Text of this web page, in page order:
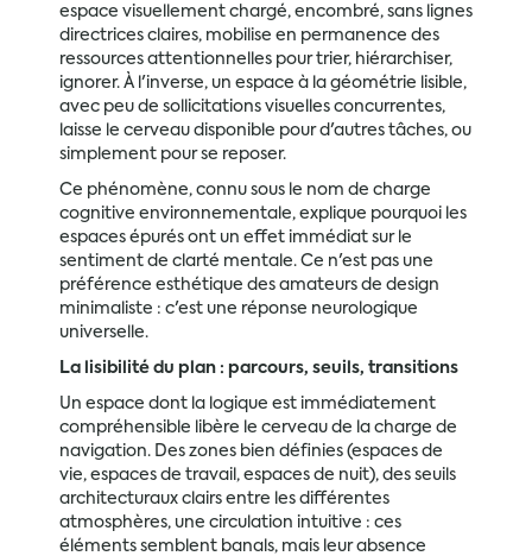
espace visuellement chargé, encombré, sans lignes
directrices claires, mobilise en permanence des
ressources attentionnelles pour trier, hiérarchiser,
ignorer. À l'inverse, un espace à la géométrie lisible,
avec peu de sollicitations visuelles concurrentes,
laisse le cerveau disponible pour d'autres tâches, ou
simplement pour se reposer.
Ce phénomène, connu sous le nom de charge
cognitive environnementale, explique pourquoi les
espaces épurés ont un effet immédiat sur le
sentiment de clarté mentale. Ce n'est pas une
préférence esthétique des amateurs de design
minimaliste : c'est une réponse neurologique
universelle.
La lisibilité du plan : parcours, seuils, transitions
Un espace dont la logique est immédiatement
compréhensible libère le cerveau de la charge de
navigation. Des zones bien définies (espaces de
vie, espaces de travail, espaces de nuit), des seuils
architecturaux clairs entre les différentes
atmosphères, une circulation intuitive : ces
éléments semblent banals, mais leur absence